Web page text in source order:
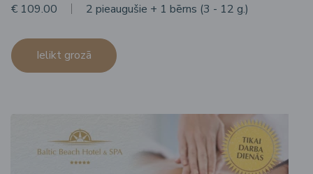
€ 109.00 2 pieaugušie + 1 bērns (3 - 12 g.)
Ielikt grozā